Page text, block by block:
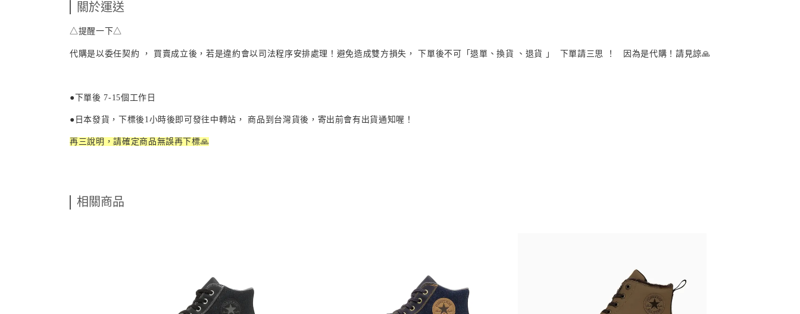
關於運送
△提醒一下△
代購是以委任契約 ， 買賣成立後，若是違約會以司法程序安排處理！避免造成雙方損失， 下單後不可「退單、換貨 、退貨 」 下單請三思 ！ 因為是代購！請見諒🙏
●下單後 7-15個工作日
●日本發貨，下標後1小時後即可發往中轉站， 商品到台灣貨後，寄出前會有出貨通知喔！
再三說明，請確定商品無誤再下標🙏
相關商品